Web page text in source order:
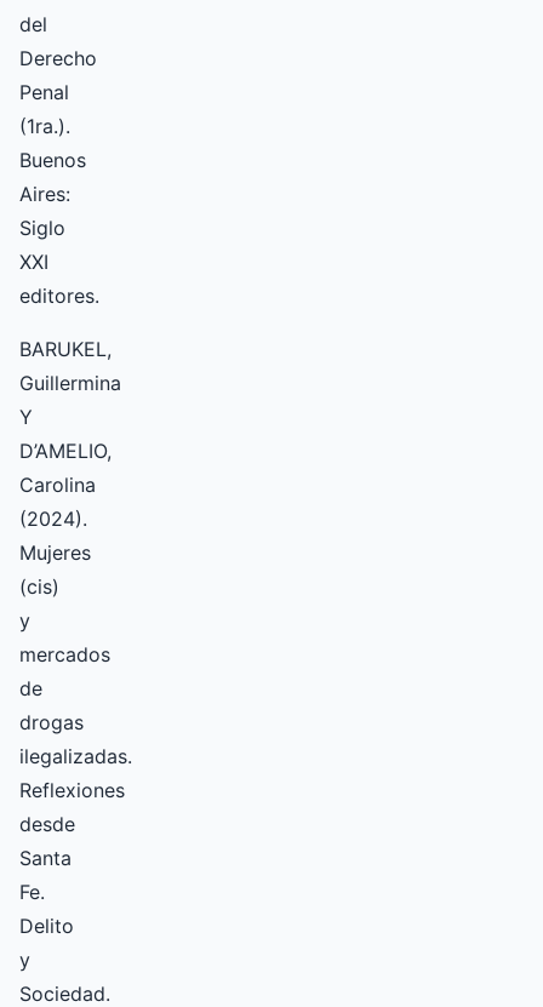
del
Derecho
Penal
(1ra.).
Buenos
Aires:
Siglo
XXI
editores.
BARUKEL,
Guillermina
Y
D’AMELIO,
Carolina
(2024).
Mujeres
(cis)
y
mercados
de
drogas
ilegalizadas.
Reflexiones
desde
Santa
Fe.
Delito
y
Sociedad.